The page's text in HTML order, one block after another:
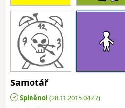
Samotář
Splněno! (28.11.2015 04:47)